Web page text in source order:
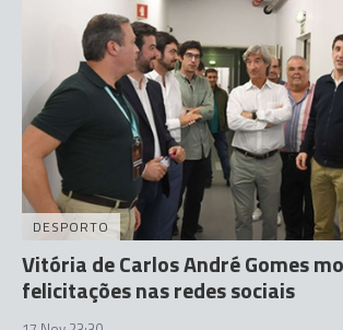
DESPORTO
Vitória de Carlos André Gomes
felicitações nas redes sociais